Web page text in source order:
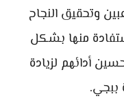
وتحقيق النجاح
منها بشكل
أدائهم لزيادة
ببجي.